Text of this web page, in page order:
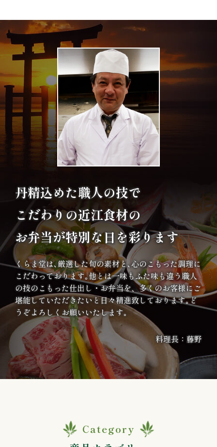
リ
お
座
敷
店
舗
案
内
種
類
か
ら
選
丹精込めた職人の技で
こだわりの近江食材の
お弁当が特別な日を彩ります
くらま堂は､厳選した旬の素材と､心のこもった調理に
こだわっております｡他とは一味もふた味も違う職人
の技のこもった仕出し・お弁当を、多くのお客様にご
堪能していただきたいと日々精進致しております｡ど
うぞよろしくお願いいたします｡
料理長：藤野
Category